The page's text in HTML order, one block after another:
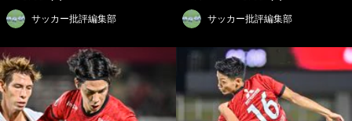
サッカー批評編集部 サッカー批評編集部